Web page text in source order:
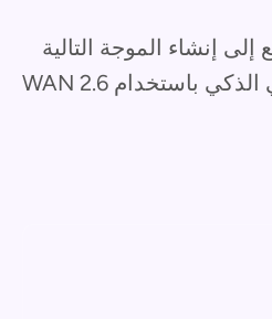
إنشاء الموجة التالية
من المحتوى السينمائي الذكي باستخدام WAN 2.6